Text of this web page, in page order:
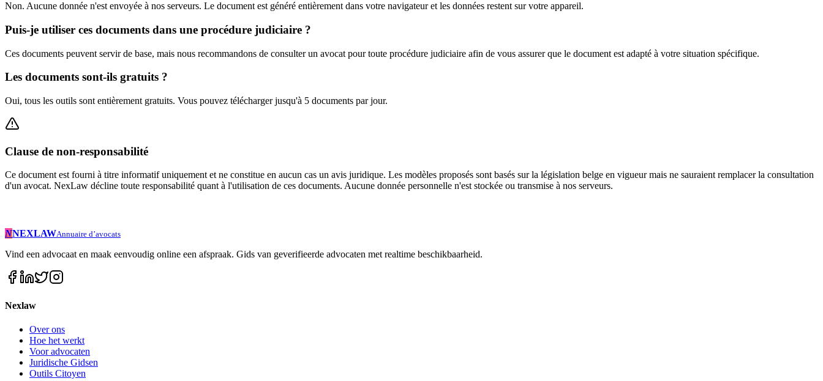
Non. Aucune donnée n'est envoyée à nos serveurs. Le document est généré entièrement dans votre navigateur et les données restent sur votre appareil.
Puis-je utiliser ces documents dans une procédure judiciaire ?
Ces documents peuvent servir de base, mais nous recommandons de consulter un avocat pour toute procédure judiciaire afin de vous assurer que le document est adapté à votre situation spécifique.
Les documents sont-ils gratuits ?
Oui, tous les outils sont entièrement gratuits. Vous pouvez télécharger jusqu'à 5 documents par jour.
Clause de non-responsabilité
Ce document est fourni à titre informatif uniquement et ne constitue en aucun cas un avis juridique. Les modèles proposés sont basés sur la législation belge en vigueur mais ne sauraient remplacer la consultation
d'un avocat. NexLaw décline toute responsabilité quant à l'utilisation de ces documents. Aucune donnée personnelle n'est stockée ou transmise à nos serveurs.
NNEXLAWAnnuaire d’avocats
Vind een advocaat en maak eenvoudig online een afspraak. Gids van geverifieerde advocaten met realtime beschikbaarheid.
Nexlaw
Over ons
Hoe het werkt
Voor advocaten
Juridische Gidsen
Outils Citoyen